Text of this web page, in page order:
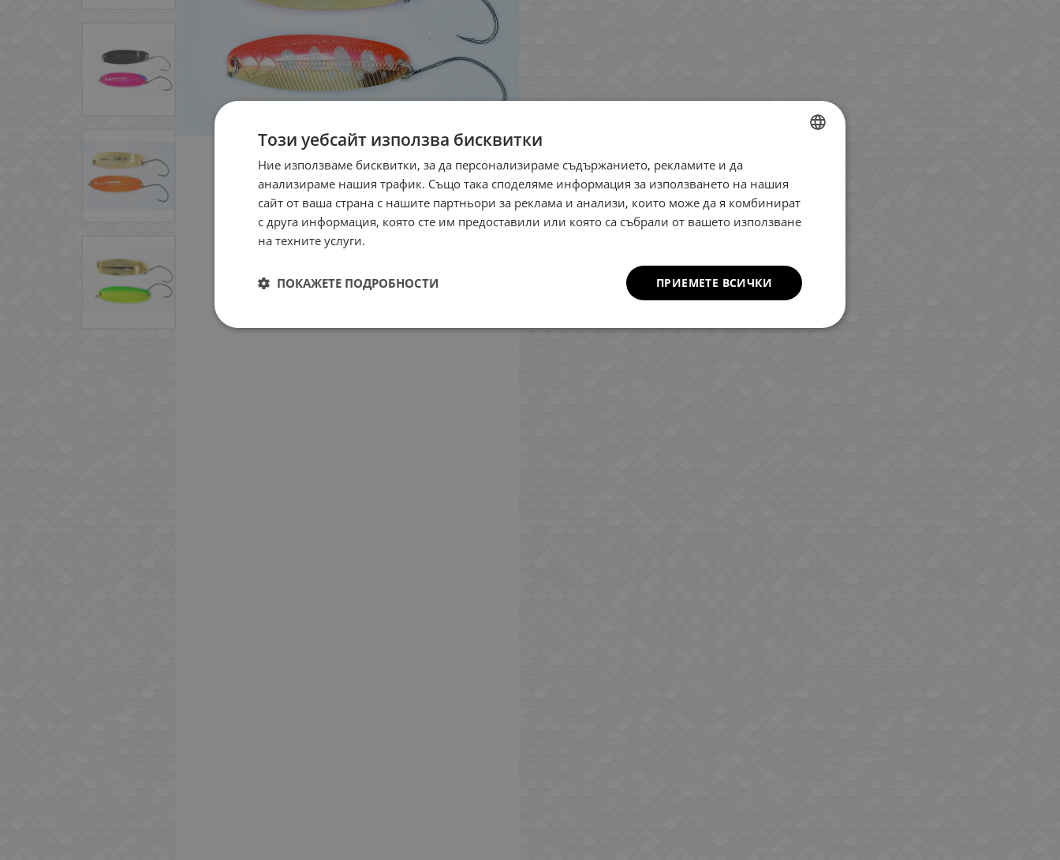
ENGLISH
Този уебсайт използва бисквитки
Ние използваме бисквитки, за да персонализираме съдържанието, рекламите и да
анализираме нашия трафик. Също така споделяме информация за използването на нашия
сайт от ваша страна с нашите партньори за реклама и анализи, които може да я комбинират
с друга информация, която сте им предоставили или която са събрали от вашето използване
на техните услуги.
ПРИЕМЕТЕ ВСИЧКИ
ПОКАЖЕТЕ ПОДРОБНОСТИ